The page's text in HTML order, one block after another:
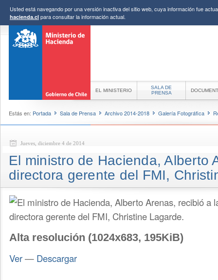
Usted está navegando por una versión inactiva del sitio web, cuya información fue
hacienda.cl para consultar la información actual.
EL MINISTERIO
SALA DE
PRENSA
Estás en: Portada Sala de Prensa Archivo 2014-2018 Galería Fotográfica
Jueves, diciembre 4 de 2014
El ministro de Hacienda, Alberto
directora gerente del FMI,
Alta resolución (1024x683, 195KiB)
Ver— Descargar